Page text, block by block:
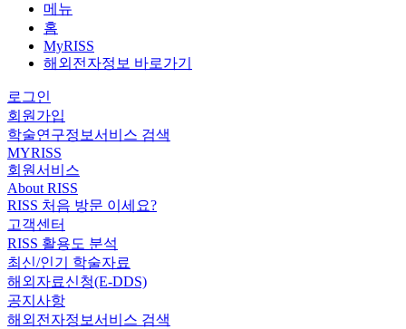
메뉴
홈
MyRISS
해외전자정보 바로가기
로그인
회원가입
학술연구정보서비스 검색
MYRISS
회원서비스
About RISS
RISS 처음 방문 이세요?
고객센터
RISS 활용도 분석
최신/인기 학술자료
해외자료신청(E-DDS)
공지사항
해외전자정보서비스 검색